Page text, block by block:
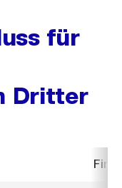
für
Dritter